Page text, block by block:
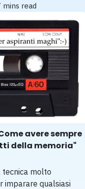
mins read
avere sempre
della memoria"
tecnica molto
imparare qualsiasi